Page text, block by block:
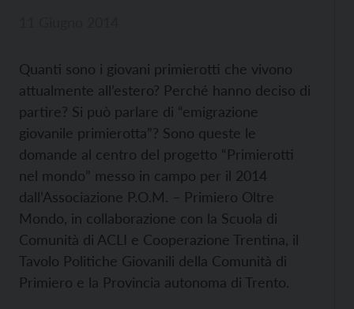
Quanti sono i giovani primierotti che vivono
attualmente all’estero? Perché hanno deciso di
partire? Si può parlare di “emigrazione
giovanile primierotta”? Sono queste le
domande al centro del progetto “Primierotti
nel mondo” messo in campo per il 2014
dall’Associazione P.O.M. – Primiero Oltre
Mondo, in collaborazione con la Scuola di
Comunità di ACLI e Cooperazione Trentina, il
Tavolo Politiche Giovanili della Comunità di
Primiero e la Provincia autonoma di Trento.